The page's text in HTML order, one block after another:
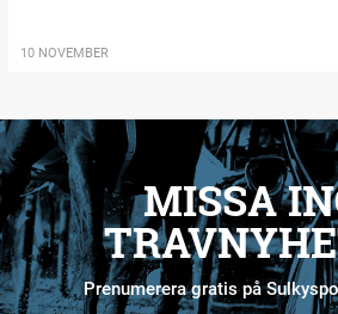
10 NOVEMBER
MISSA
Prenumerera gratis på